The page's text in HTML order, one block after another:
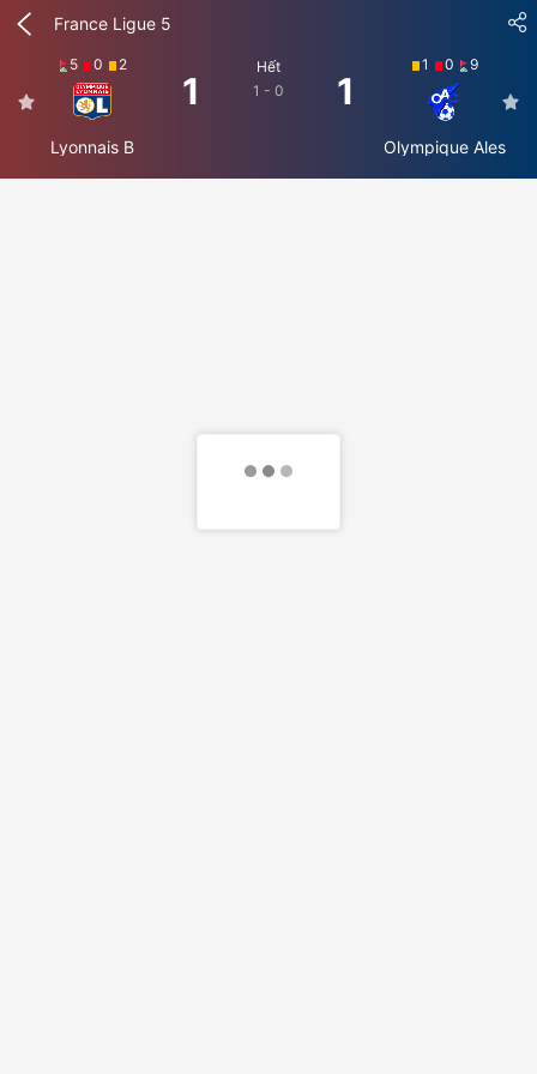
France Ligue 5
5 0 2
Lyonnais B
1 1
Hết
1 - 0
1 0 9
Olympique Ales